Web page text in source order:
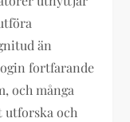
än
fortfarande
och många
och